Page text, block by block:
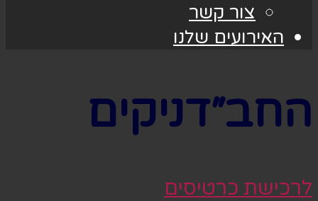
צור קשר
האירועים שלנו
החב״דניקים
לרכישת כרטיסים